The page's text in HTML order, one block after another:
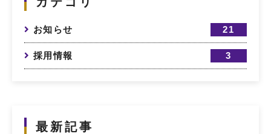
お知らせ 21
採用情報 3
最新記事